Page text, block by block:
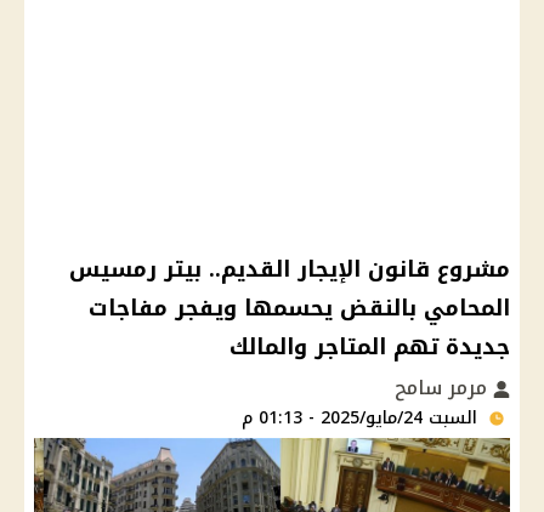
مشروع قانون الإيجار القديم.. بيتر رمسيس
المحامي بالنقض يحسمها ويفجر مفاجات
جديدة تهم المتاجر والمالك
مرمر سامح
السبت 24/مايو/2025 - 01:13 م